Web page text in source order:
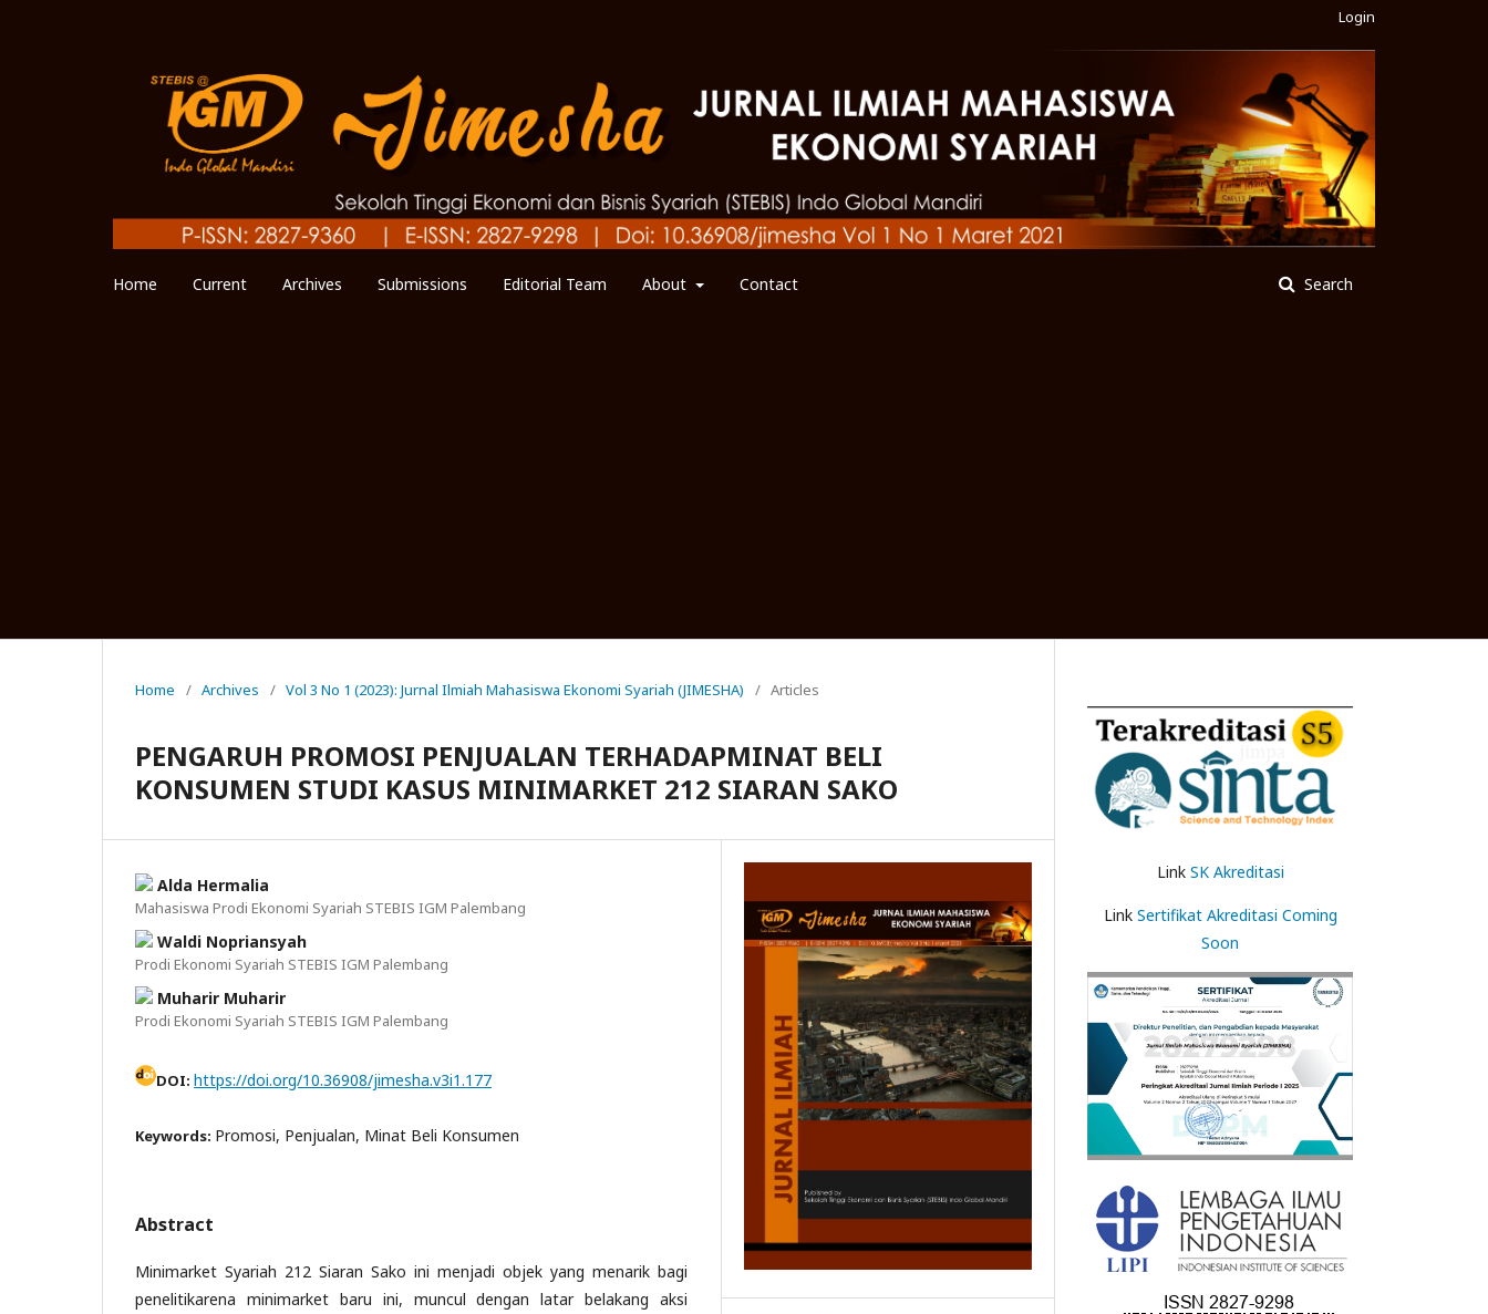
Home Current Archives Submissions Editorial Team About Contact Search
Login
Home / Archives / Vol 3 No 1 (2023): Jurnal Ilmiah Mahasiswa Ekonomi Syariah (JIMESHA) / Articles
PENGARUH PROMOSI PENJUALAN TERHADAPMINAT BELI
KONSUMEN STUDI KASUS MINIMARKET 212 SIARAN SAKO
Alda Hermalia
Mahasiswa Prodi Ekonomi Syariah STEBIS IGM Palembang
Waldi Nopriansyah
Prodi Ekonomi Syariah STEBIS IGM Palembang
Muharir Muharir
Prodi Ekonomi Syariah STEBIS IGM Palembang
DOI: https://doi.org/10.36908/jimesha.v3i1.177
Keywords: Promosi, Penjualan, Minat Beli Konsumen
Abstract
Minimarket Syariah 212 Siaran Sako ini menjadi objek yang menarik bagi
penelitikarena minimarket baru ini, muncul dengan latar belakang aksi
Link SK Akreditasi
Link Sertifikat Akreditasi Coming
Soon